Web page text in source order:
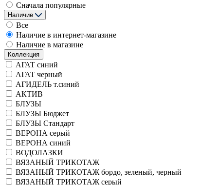
Сначала популярные
Наличие
Все
Наличие в интернет-магазине
Наличие в магазине
Коллекция
АГАТ синий
АГАТ черный
АГИДЕЛЬ т.синий
АКТИВ
БЛУЗЫ
БЛУЗЫ Бюджет
БЛУЗЫ Стандарт
ВЕРОНА серый
ВЕРОНА синий
ВОДОЛАЗКИ
ВЯЗАНЫЙ ТРИКОТАЖ
ВЯЗАНЫЙ ТРИКОТАЖ бордо, зеленый, черный
ВЯЗАНЫЙ ТРИКОТАЖ серый